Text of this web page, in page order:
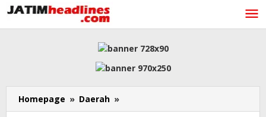
Lewati
ke
konten
Homepage » Daerah »
Tindak